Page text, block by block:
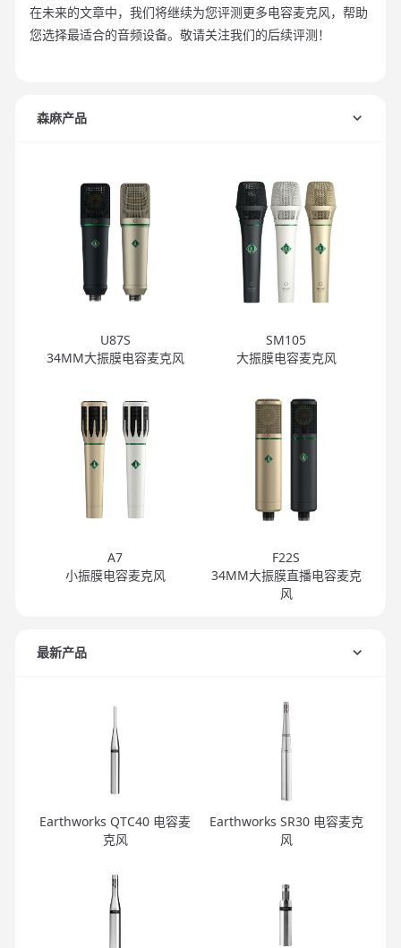
在未来的文章中，我们将继续为您评测更多电容麦克风，帮助
您选择最适合的音频设备。敬请关注我们的后续评测！
森麻产品
U87S
34MM大振膜电容麦克风
SM105
大振膜电容麦克风
A7
小振膜电容麦克风
F22S
34MM大振膜直播电容麦克
风
最新产品
Earthworks QTC40 电容麦
克风
Earthworks SR30 电容麦克
风